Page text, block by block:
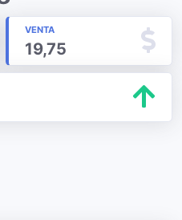
VENTA
19,75